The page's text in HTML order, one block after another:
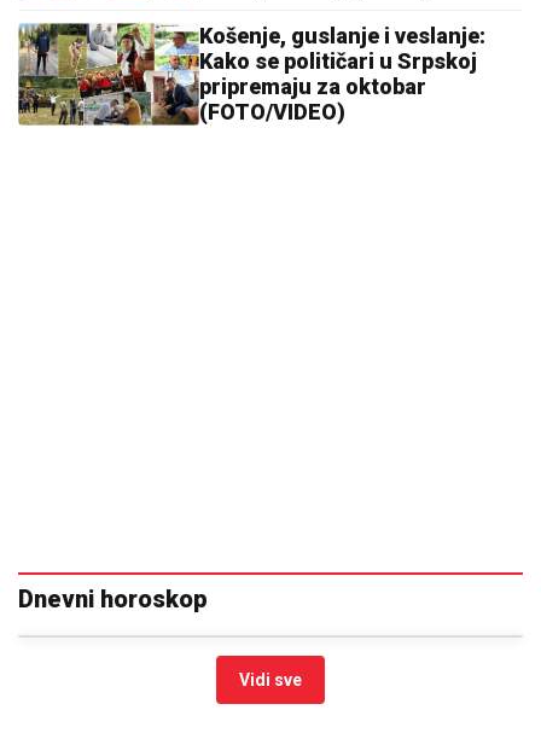
Košenje, guslanje i veslanje:
Kako se političari u Srpskoj
pripremaju za oktobar
(FOTO/VIDEO)
Dnevni horoskop
Vidi sve